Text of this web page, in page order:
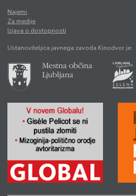
Najemi
Za medije
Izjava o dostopnosti
Ustanoviteljica javnega zavoda Kinodvor je: